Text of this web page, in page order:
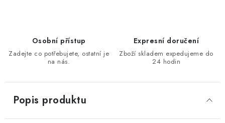
KONTAKTY
Osobní přístup
Zadejte co potřebujete, ostatní je
na nás.
Expresní doručení
Zboží skladem expedujeme do
24 hodin
Popis produktu